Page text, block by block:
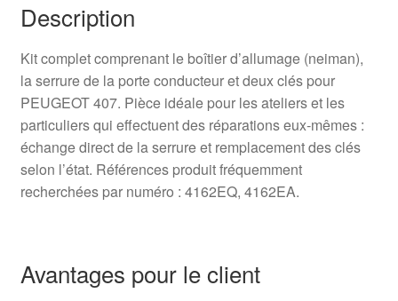
Description
Kit complet comprenant le boîtier d’allumage (neiman),
la serrure de la porte conducteur et deux clés pour
PEUGEOT 407. Pièce idéale pour les ateliers et les
particuliers qui effectuent des réparations eux‑mêmes :
échange direct de la serrure et remplacement des clés
selon l’état. Références produit fréquemment
recherchées par numéro : 4162EQ, 4162EA.
Avantages pour le client